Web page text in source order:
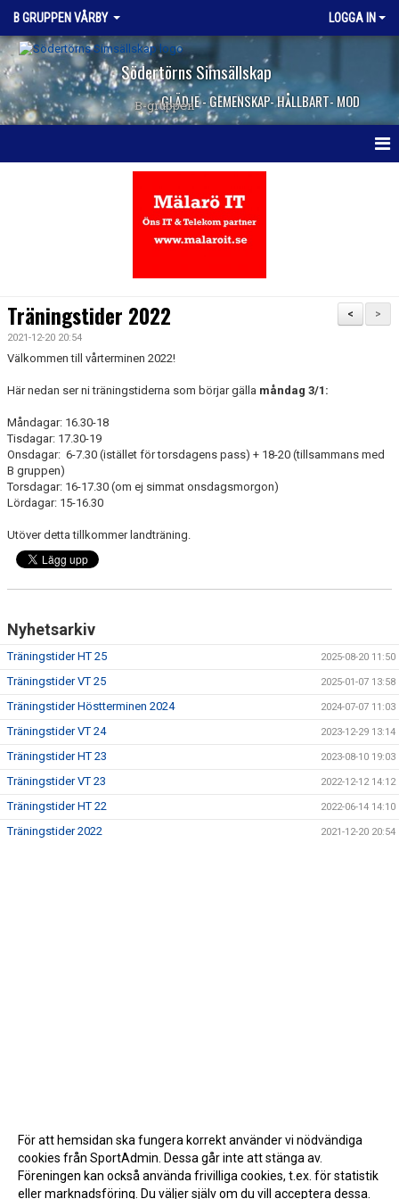
B GRUPPEN VÅRBY LOGGA IN
Södertörns Simsällskap
GLÄDJE - GEMENSKAP- HÅLLBART- MOD
B-gruppen
KONTAKT
>
<
Träningstider 2022
2021-12-20 20:54
Välkommen till vårterminen 2022!
Här nedan ser ni träningstiderna som börjar gälla måndag 3/1:
Måndagar: 16.30-18
Tisdagar: 17.30-19
Onsdagar: 6-7.30 (istället för torsdagens pass) + 18-20 (tillsammans med
B gruppen)
Torsdagar: 16-17.30 (om ej simmat onsdagsmorgon)
Lördagar: 15-16.30
Utöver detta tillkommer landträning.
Nyhetsarkiv
Träningstider HT 25 2025-08-20 11:50
Träningstider VT 25 2025-01-07 13:58
Träningstider Höstterminen 2024 2024-07-07 11:03
Träningstider VT 24 2023-12-29 13:14
Träningstider HT 23 2023-08-10 19:03
Träningstider VT 23 2022-12-12 14:12
Träningstider HT 22 2022-06-14 14:10
Träningstider 2022 2021-12-20 20:54
För att hemsidan ska fungera korrekt använder vi nödvändiga
cookies från SportAdmin. Dessa går inte att stänga av.
Föreningen kan också använda frivilliga cookies, t.ex. för statistik
eller marknadsföring. Du väljer själv om du vill acceptera dessa.